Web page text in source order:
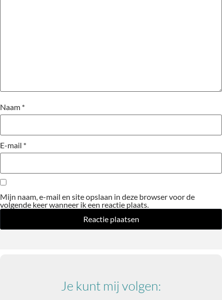
Naam *
E-mail *
Mijn naam, e-mail en site opslaan in deze browser voor de
volgende keer wanneer ik een reactie plaats.
Je kunt mij volgen: